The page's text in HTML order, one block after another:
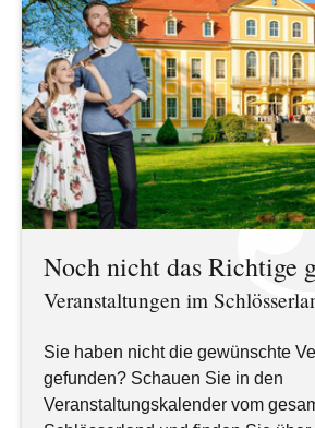
Noch nicht das Richtige
Veranstaltungen im
Sie haben nicht die gewünschte
gefunden? Schauen Sie in den
Veranstaltungskalender vom